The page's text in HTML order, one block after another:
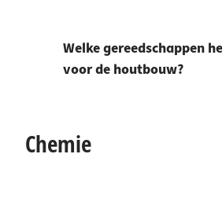
Welke gereedschappen
voor de houtbouw?
Chemie